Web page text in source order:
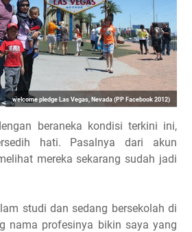
welcome pledge Las Vegas, Nevada (PP Facebook 2012)
beraneka kondisi terkini ini,
hati. Pasalnya dari akun
mereka sekarang sudah jadi
studi dan sedang bersekolah di
nama profesinya bikin saya yang